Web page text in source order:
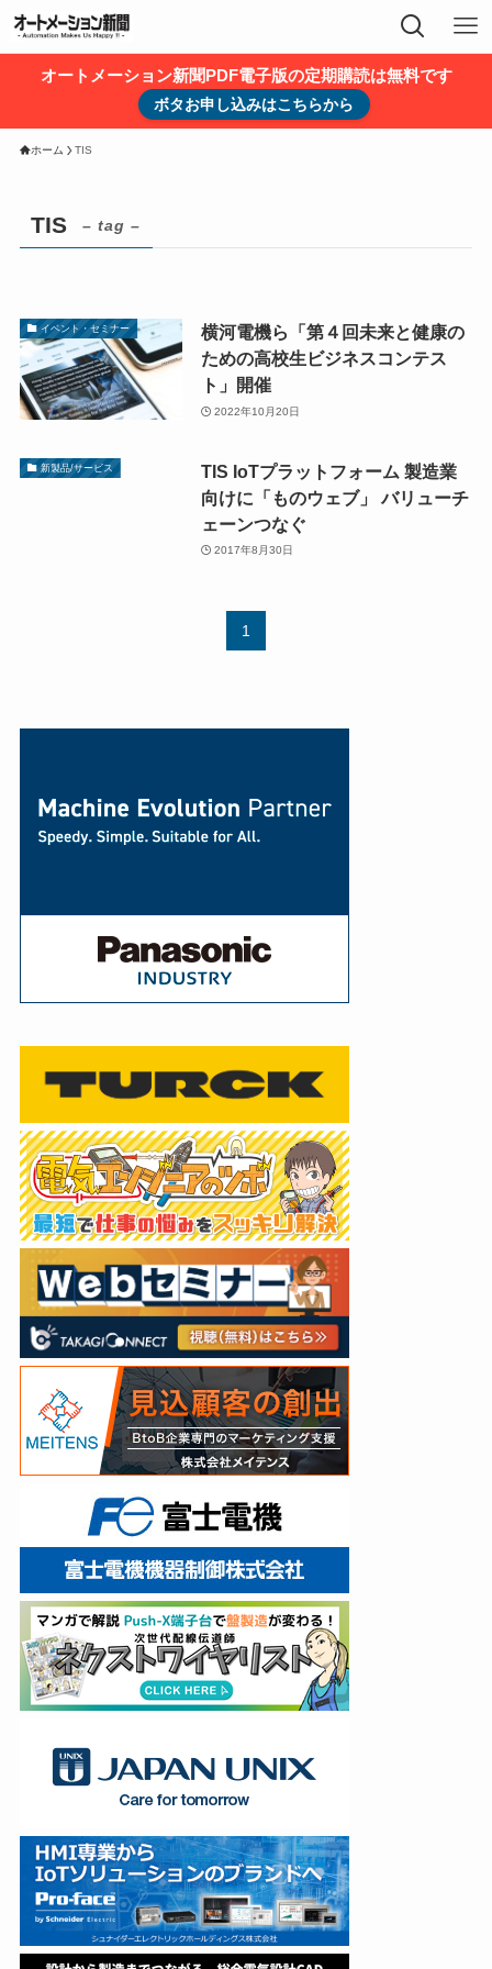
オートメーション新聞PDF電子版の定期購読は無料です
ボタお申し込みはこちらから
ホーム TIS
TIS – tag –
イベント・セミナー
横河電機ら「第４回未来と健康の
ための高校生ビジネスコンテス
ト」開催
2022年10月20日
新製品/サービス
TIS IoTプラットフォーム 製造業
向けに「ものウェブ」 バリューチ
ェーンつなぐ
2017年8月30日
1